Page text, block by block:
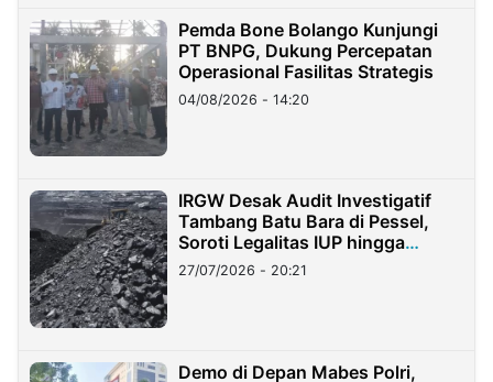
Pemda Bone Bolango Kunjungi
PT BNPG, Dukung Percepatan
Operasional Fasilitas Strategis
04/08/2026 - 14:20
IRGW Desak Audit Investigatif
Tambang Batu Bara di Pessel,
Soroti Legalitas IUP hingga
Stockpile
27/07/2026 - 20:21
Demo di Depan Mabes Polri,